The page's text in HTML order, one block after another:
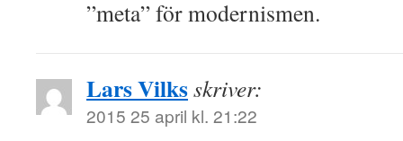
”meta” för modernismen.
Lars Vilksskriver:
2015 25 april kl. 21:22